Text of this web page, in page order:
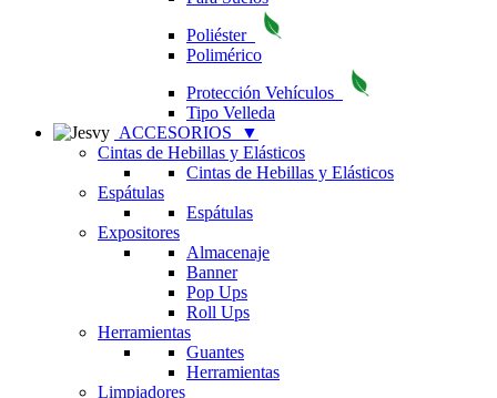
Poliéster
Polimérico
Protección Vehículos
Tipo Velleda
ACCESORIOS
▼
Cintas de Hebillas y Elásticos
Cintas de Hebillas y Elásticos
Espátulas
Espátulas
Expositores
Almacenaje
Banner
Pop Ups
Roll Ups
Herramientas
Guantes
Herramientas
Limpiadores